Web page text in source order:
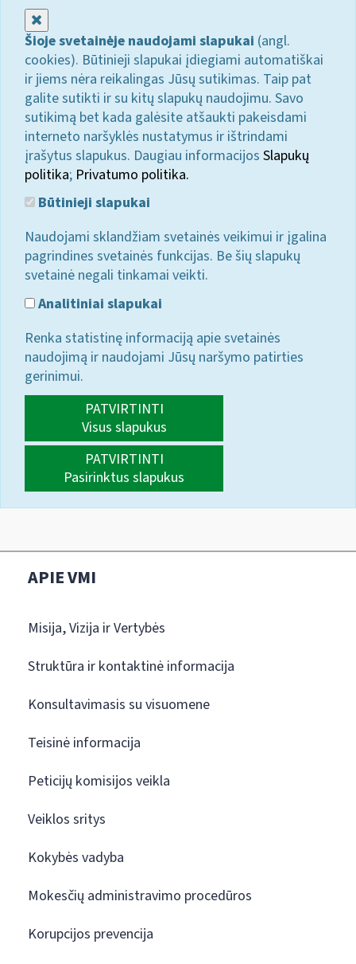
Šioje svetainėje naudojami slapukai (angl.
cookies). Būtinieji slapukai įdiegiami automatiškai
ir jiems nėra reikalingas Jūsų sutikimas. Taip pat
galite sutikti ir su kitų slapukų naudojimu. Savo
sutikimą bet kada galėsite atšaukti pakeisdami
interneto naršyklės nustatymus ir ištrindami
įrašytus slapukus. Daugiau informacijos Slapukų
politika; Privatumo politika.
Būtinieji slapukai
Naudojami sklandžiam svetainės veikimui ir įgalina
pagrindines svetainės funkcijas. Be šių slapukų
svetainė negali tinkamai veikti.
Analitiniai slapukai
Renka statistinę informaciją apie svetainės
naudojimą ir naudojami Jūsų naršymo patirties
gerinimui.
PATVIRTINTI
Visus slapukus
PATVIRTINTI
Pasirinktus slapukus
APIE VMI
Misija, Vizija ir Vertybės
Struktūra ir kontaktinė informacija
Konsultavimasis su visuomene
Teisinė informacija
Peticijų komisijos veikla
Veiklos sritys
Kokybės vadyba
Mokesčių administravimo procedūros
Korupcijos prevencija